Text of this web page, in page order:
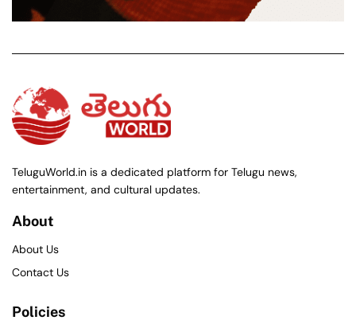
TeluguWorld.in is a dedicated platform for Telugu news,
entertainment, and cultural updates.
About
About Us
Contact Us
Policies